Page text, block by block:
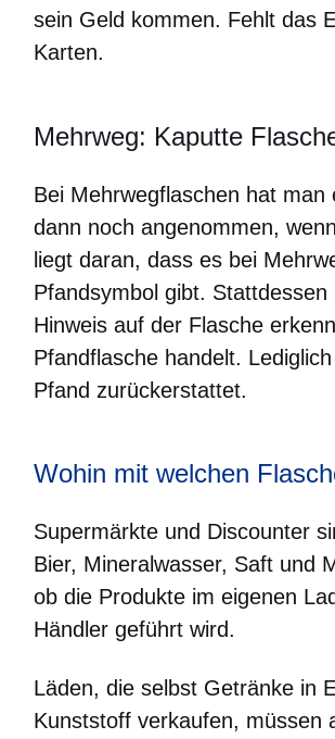
sein Geld kommen. Fehlt das
Karten.
Mehrweg: Kaputte
Bei Mehrwegflaschen hat
dann noch angenommen,
liegt daran, dass es bei
Pfandsymbol gibt.
Hinweis auf der Flasche
Pfandflasche handelt.
Pfand zurückerstattet.
Wohin mit welchen
Supermärkte und Discounter
Bier, Mineralwasser, Saft und
ob die Produkte im eigenen
Händler geführt wird.
Läden, die selbst Getränke in
Kunststoff verkaufen, müssen